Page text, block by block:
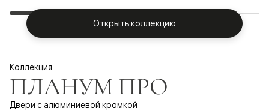
Открыть коллекцию
Коллекция
ПЛАНУМ ПРО
Двери с алюминиевой кромкой